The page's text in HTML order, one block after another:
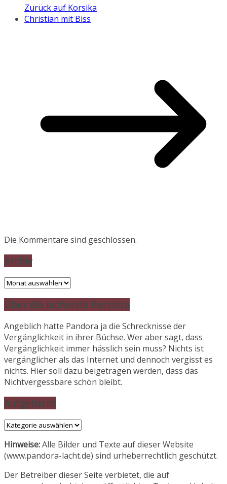
Zurück auf Korsika
Christian mit Biss
Die Kommentare sind geschlossen.
Archiv
Archiv
Über die lachende Pandora
Angeblich hatte Pandora ja die Schrecknisse der
Vergänglichkeit in ihrer Büchse. Wer aber sagt, dass
Vergänglichkeit immer hässlich sein muss? Nichts ist
vergänglicher als das Internet und dennoch vergisst es
nichts. Hier soll dazu beigetragen werden, dass das
Nichtvergessbare schön bleibt.
Aufgetischt
Aufgetischt
Hinweise:Alle Bilder und Texte auf dieser Website
(www.pandora-lacht.de) sind urheberrechtlich geschützt.
Der Betreiber dieser Seite verbietet, die auf